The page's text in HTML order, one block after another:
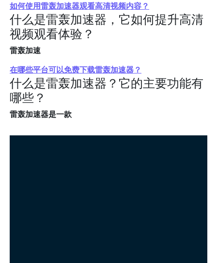
如何使用雷轰加速器观看高清视频内容？
什么是雷轰加速器，它如何提升高清
视频观看体验？
雷轰加速
在哪些平台可以免费下载雷轰加速器？
什么是雷轰加速器？它的主要功能有
哪些？
雷轰加速器是一款